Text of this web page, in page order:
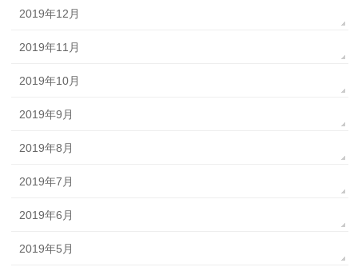
2019年12月
2019年11月
2019年10月
2019年9月
2019年8月
2019年7月
2019年6月
2019年5月